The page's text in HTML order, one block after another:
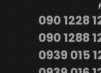
090 1228
090 1288
0939 015